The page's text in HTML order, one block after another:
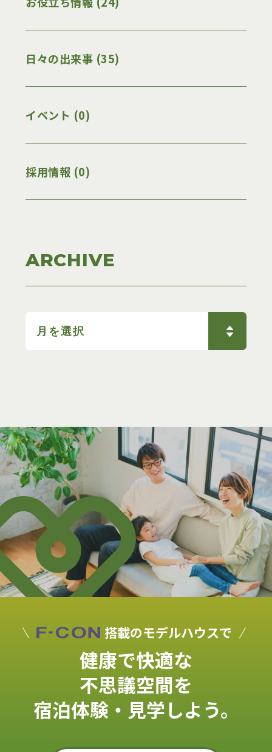
日々の出来事 (35)
イベント (0)
採用情報 (0)
ARCHIVE
搭載のモデルハウスで
健康で快適な
不思議空間を
宿泊体験・見学しよう。